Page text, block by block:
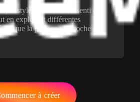
le style vocal et le ressenti de
en explorant différentes
que la piste se rapproche de
à créer